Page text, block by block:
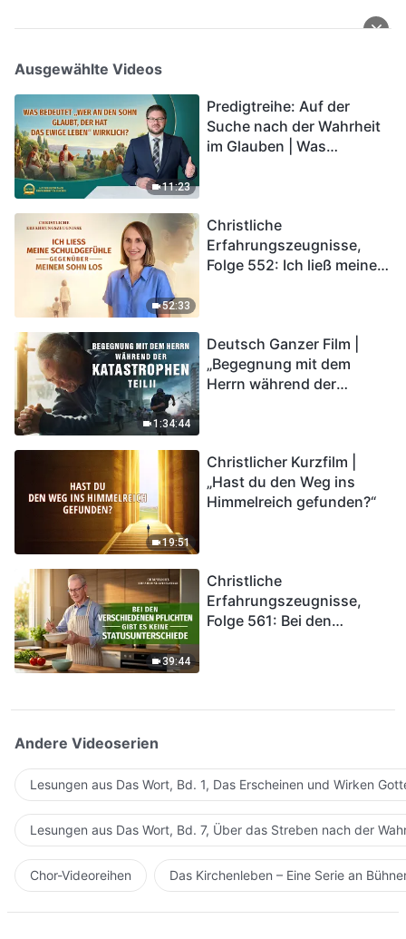
Ausgewählte Videos
11:23
Predigtreihe: Auf der
Suche nach der Wahrheit
im Glauben | Was
52:33
Christliche
Erfahrungszeugnisse,
Folge 552: Ich ließ meine
1:34:44
Deutsch Ganzer Film |
„Begegnung mit dem
Herrn während der
in das Königreich Gottes
eintreten?
19:51
Christlicher Kurzfilm |
„Hast du den Weg ins
Himmelreich gefunden?“
39:44
Christliche
Erfahrungszeugnisse,
Folge 561: Bei den
Andere Videoserien
Lesungen aus Das Wort, Bd. 1, Das Erscheinen und Wirken
Lesungen aus Das Wort, Bd. 7, Über das Streben nach der
Chor-Videoreihen Das Kirchenleben – Eine Serie an